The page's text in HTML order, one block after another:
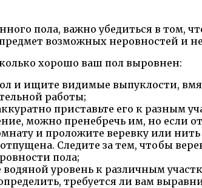
пола, важно убедиться в том,
возможных неровностей и
хорошо ваш пол выровнен:
и ищите видимые выпуклости,
работы;
приставьте его к разным
можно пренебречь им, но если
и проложите веревку или
Следите за тем, чтобы
пола;
уровень к различным
требуется ли вам